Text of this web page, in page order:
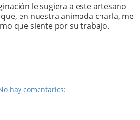
le sugiera a este artesano
en nuestra animada charla, me
que siente por su trabajo.
hay comentarios: